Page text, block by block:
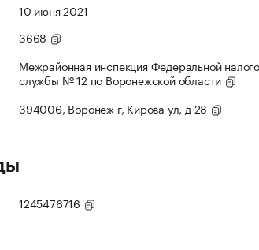
10 июня 2021
3668
Межрайонная инспекция Федеральной
службы № 12 по Воронежской области
394006, Воронеж г, Кирова ул, д 28
1245476716